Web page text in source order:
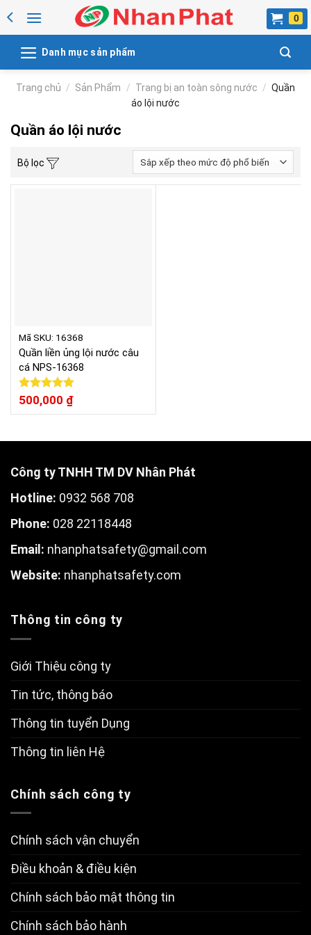
to
Danh mục sản phẩm
Trang chủ / Sản Phẩm / Trang bị an toàn sông nước / Quần
áo lội nước
Quần áo lội nước
Bộ lọc
Mã SKU: 16368
Quần liền ủng lội nước câu
cá NPS-16368
Được xếp
hạng
500,000 ₫
Công ty TNHH TM DV Nhân Phát
Hotline: 0932 568 708
Phone: 028 22118448
Email: nhanphatsafety@gmail.com
Website: nhanphatsafety.com
Thông tin công ty
Giới Thiệu công ty
Tin tức, thông báo
Thông tin tuyển Dụng
Thông tin liên Hệ
Chính sách công ty
Chính sách vận chuyển
Điều khoản & điều kiện
Chính sách bảo mật thông tin
Chính sách bảo hành